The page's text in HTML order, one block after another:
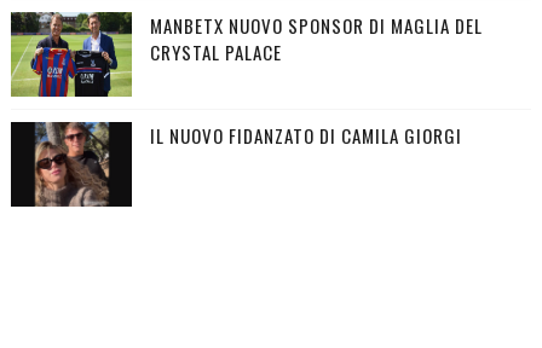
MANBETX NUOVO SPONSOR DI MAGLIA DEL
CRYSTAL PALACE
IL NUOVO FIDANZATO DI CAMILA GIORGI